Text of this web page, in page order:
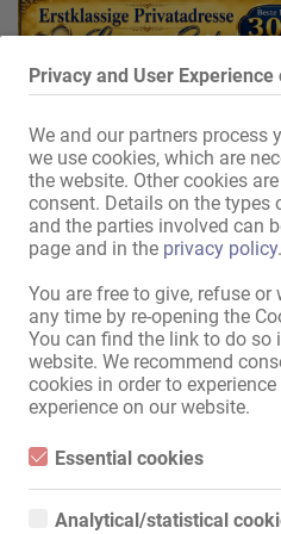
Privacy and User Experience
We and our partners process
we use cookies, which are
the website. Other cookies
consent. Details on the types
and the parties involved can
page and in the privacy policy.
You are free to give, refuse
any time by re-opening the
You can find the link to do so
website. We recommend
cookies in order to
experience on our website.
Essential cookies
Essential cookies are all cookies
function properly without these
Analytical/statistical
1
Erotikus Munka &
Felszolgálók /